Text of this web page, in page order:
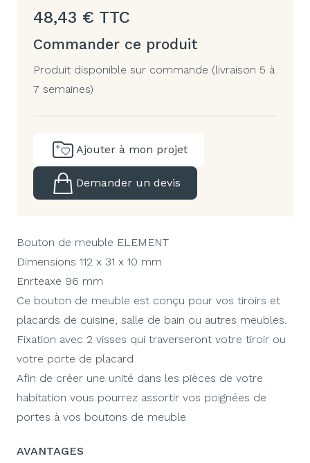
48,43 € TTC
Commander ce produit
Produit disponible sur commande (livraison 5 à
7 semaines)
Ajouter à mon projet
Demander un devis
Bouton de meuble ELEMENT
Dimensions 112 x 31 x 10 mm
Enrteaxe 96 mm
Ce bouton de meuble est conçu pour vos tiroirs et
placards de cuisine, salle de bain ou autres meubles.
Fixation avec 2 visses qui traverseront votre tiroir ou
votre porte de placard
Afin de créer une unité dans les pièces de votre
habitation vous pourrez assortir vos poignées de
portes à vos boutons de meuble
AVANTAGES